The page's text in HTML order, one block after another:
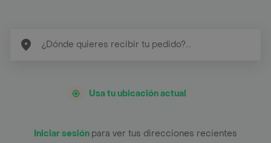
Usa tu ubicación actual
Iniciar sesión para ver tus direcciones recientes